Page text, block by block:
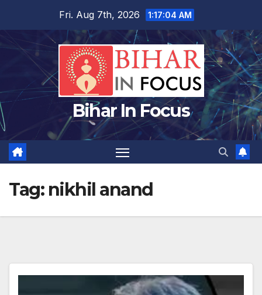
content
Fri. Aug 7th, 2026 1:17:04 AM
Bihar In Focus
Tag: nikhil anand